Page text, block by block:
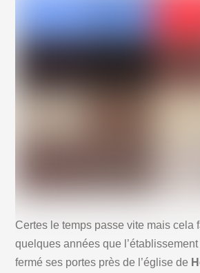
Certes le temps passe vite mais cela
quelques années que
fermé ses portes près de l’église de